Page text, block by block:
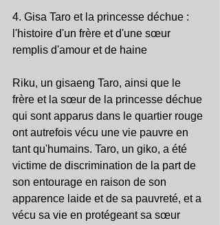
4. Gisa Taro et la princesse déchue :
l'histoire d'un frère et d'une sœur
remplis d'amour et de haine
Riku, un gisaeng Taro, ainsi que le
frère et la sœur de la princesse déchue
qui sont apparus dans le quartier rouge
ont autrefois vécu une vie pauvre en
tant qu'humains. Taro, un giko, a été
victime de discrimination de la part de
son entourage en raison de son
apparence laide et de sa pauvreté, et a
vécu sa vie en protégeant sa sœur